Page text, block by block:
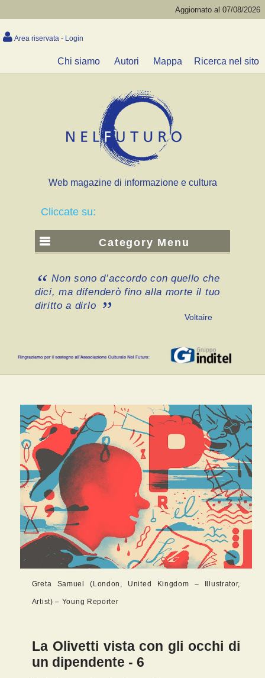
Aggiornato al 07/08/2026
Area riservata - Login
Chi siamo Autori Mappa Ricerca nel sito
Web magazine di informazione e cultura
Cliccate su:
Category Menu
Non sono d’accordo con quello che
dici, ma difenderò fino alla morte il tuo
diritto a dirlo
Voltaire
Greta Samuel (London, United Kingdom – Illustrator,
Artist) – Young Reporter
La Olivetti vista con gli occhi di
un dipendente - 6